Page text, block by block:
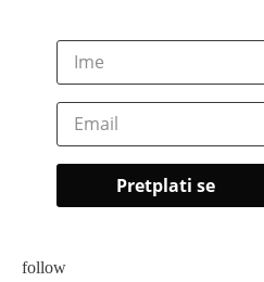
follow